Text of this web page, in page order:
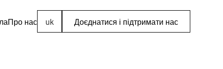
Про нас uk Доєднатися і підтримати нас